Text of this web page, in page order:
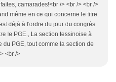
camarades!<br /> <br /> <br />
même en ce qui concerne le titre.
déjà à l'ordre du jour du congrès
le PGE., La section tessinoise à
du PGE, tout comme la section de
<br />